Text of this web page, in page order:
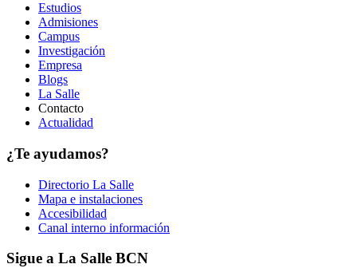
Estudios
Admisiones
Campus
Investigación
Empresa
Blogs
La Salle
Contacto
Actualidad
¿Te ayudamos?
Directorio La Salle
Mapa e instalaciones
Accesibilidad
Canal interno información
Sigue a La Salle BCN